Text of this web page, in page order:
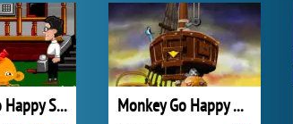
Monkey Go Happy Stage 461 Monkey Go Happy Mini Monkeys 3